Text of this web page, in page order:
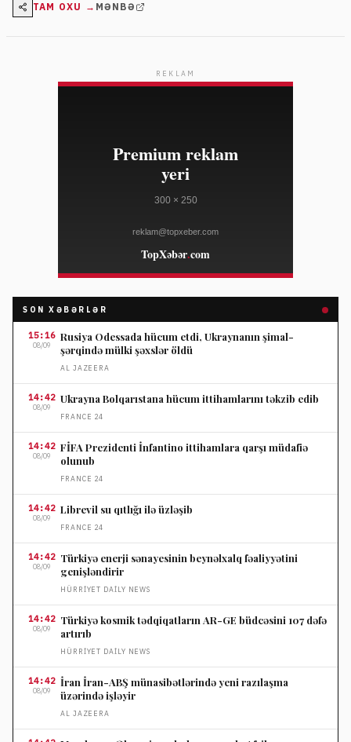
TAM OXU → MƏNBƏ
REKLAM
SON XƏBƏRLƏR
15:16
08/09
Rusiya Odessada hücum etdi, Ukraynanın şimal-
şərqində mülki şəxslər öldü
AL JAZEERA
14:42
08/09
Ukrayna Bolqarıstana hücum ittihamlarını təkzib edib
FRANCE 24
14:42
08/09
FİFA Prezidenti İnfantino ittihamlara qarşı müdafiə
olunub
FRANCE 24
14:42
08/09
Librevil su qıtlığı ilə üzləşib
FRANCE 24
14:42
08/09
Türkiyə enerji sənayesinin beynəlxalq fəaliyyətini
genişləndirir
HÜRRIYET DAILY NEWS
14:42
08/09
Türkiyə kosmik tədqiqatların AR-GE büdcəsini 107 dəfə
artırıb
HÜRRIYET DAILY NEWS
14:42
08/09
İran İran-ABŞ münasibətlərində yeni razılaşma
üzərində işləyir
AL JAZEERA